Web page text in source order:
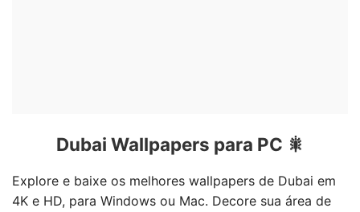
Dubai Wallpapers para PC 🎇
Explore e baixe os melhores wallpapers de Dubai em
4K e HD, para Windows ou Mac. Decore sua área de